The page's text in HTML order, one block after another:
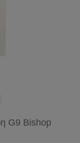
G9 Bishop